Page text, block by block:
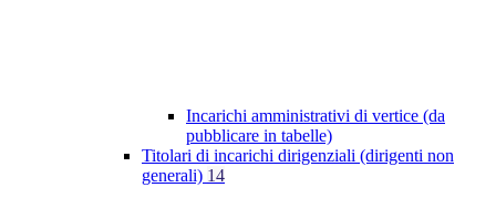
Incarichi amministrativi di vertice (da
pubblicare in tabelle)
Titolari di incarichi dirigenziali (dirigenti non
generali) 14